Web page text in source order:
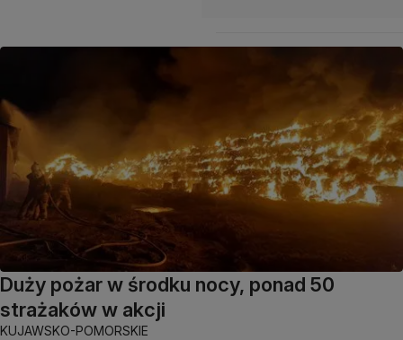
Duży pożar w środku nocy, ponad 50
strażaków w akcji
KUJAWSKO-POMORSKIE